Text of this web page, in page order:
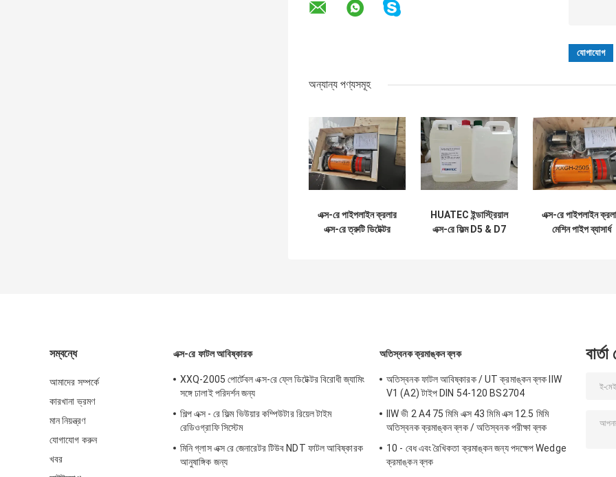
অন্যান্য পণ্যসমূহ
এক্স-রে পাইপলাইন ক্রলার
এক্স-রে ত্রুটি ডিটেক্টর
HUATEC ইন্ডাস্ট্রিয়াল
এক্স-রে ফিল্ম D5 & D7
এক্স-রে পাইপলাইন
মেশিন পাইপ ব্যাসার্ধ
সম্বন্ধে
আমাদের সম্পর্কে
কারখানা ভ্রমণ
মান নিয়ন্ত্রণ
যোগাযোগ করুন
খবর
এক্স-রে ফাটল আবিষ্কারক
XXQ-2005 পোর্টেবল এক্স-রে ফ্লে ডিটেক্টর বিরোধী জ্যামিং
সঙ্গে ঢালাই পরিদর্শন জন্য
শিল্প এক্স - রে ফিল্ম ভিউয়ার কম্পিউটার রিয়েল টাইম
রেডিওগ্রাফি সিস্টেম
মিনি গ্লাস এক্স রে জেনারেটর টিউব NDT ফাটল আবিষ্কারক
আনুষাঙ্গিক জন্য
অতিস্বনক ক্রমাঙ্কন ব্লক
অতিস্বনক ফাটল আবিষ্কারক / UT ক্রমাঙ্কন ব্লক IIW
V1 (A2) টাইপ DIN 54-120 BS2704
IIW ভী 2 A4 75 মিমি এক্স 43 মিমি এক্স 12.5 মিমি
অতিস্বনক ক্রমাঙ্কন ব্লক / অতিস্বনক পরীক্ষা ব্লক
10 - বেধ এবং রৈখিকতা ক্রমাঙ্কন জন্য পদক্ষেপ Wedge
ক্রমাঙ্কন ব্লক
বার্তা